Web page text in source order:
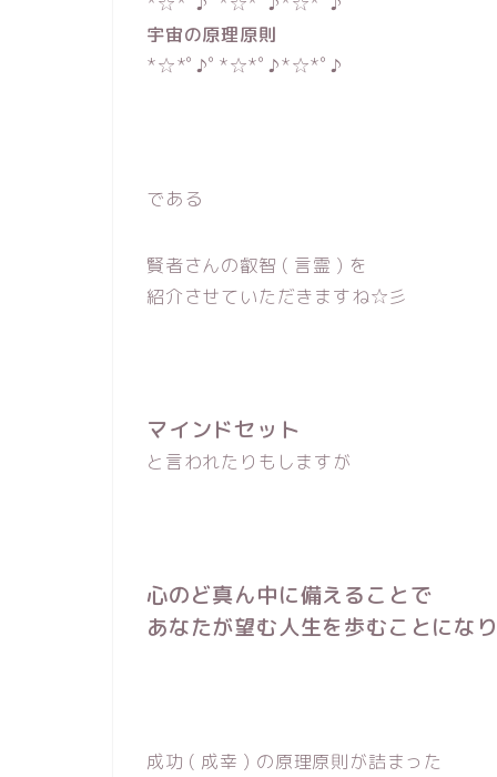
宇宙の原理原則
*☆*ﾟ♪ﾟ*☆*ﾟ♪*☆*ﾟ♪
である
賢者さんの叡智 ( 言霊 ) を
紹介させていただきますね☆彡
マインドセット
と言われたりもしますが
心のど真ん中に備えることで
あなたが望む人生を歩むことにな
成功 ( 成幸 ) の原理原則が詰まった